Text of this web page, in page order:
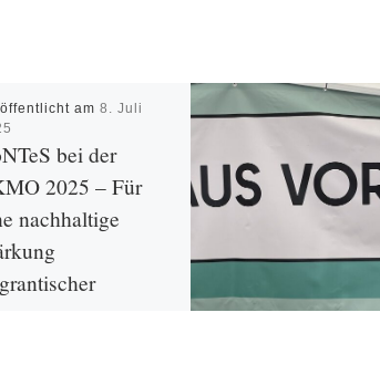
am8. Juli
bei der
2025 – Für
nachhaltige